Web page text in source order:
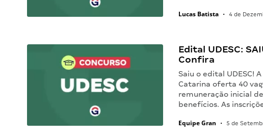
Lucas Batista • 4 de
Edital UDESC:
Confira
Saiu o edital UDESC!
Catarina oferta 40
remuneração inicial
benefícios. As
Equipe Gran • 5 de